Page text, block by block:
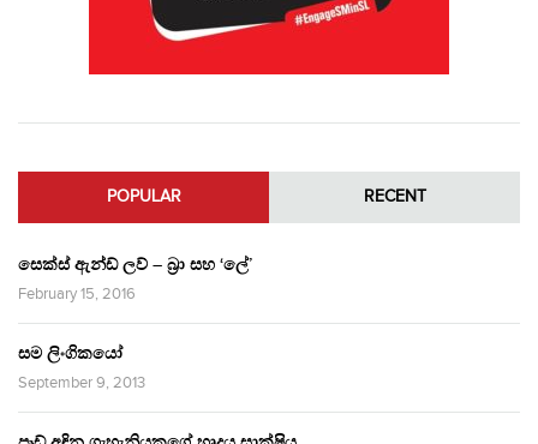
POPULAR RECENT
සෙක්ස් ඇන්ඩ් ලව් – බ්‍රා සහ ‘ලේ’
February 15, 2016
සම ලිංගිකයෝ
September 9, 2013